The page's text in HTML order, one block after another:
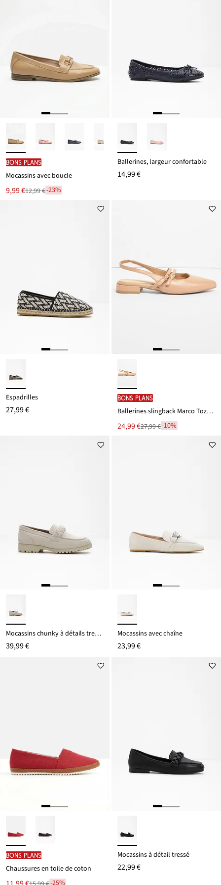
BONS PLANS
Mocassins avec boucle
Le
nouveau
9,99 €
Remise12,99 €-23%
Ballerines, largeur confortable
14,99 €
Espadrilles
27,99 €
BONS PLANS
Ballerines slingback Marco Tozzi à brides
Le
nouveau
24,99 €
Remise27,99 €-10%
Mocassins chunky à détails tressés
39,99 €
Mocassins avec chaîne
23,99 €
BONS PLANS
Chaussures en toile de coton
-25%
Mocassins à détail tressé
22,99 €